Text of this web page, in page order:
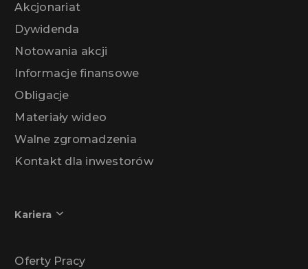
Akcjonariat
Dywidenda
Notowania akcji
Informacje finansowe
Obligacje
Materiały wideo
Walne zgromadzenia
Kontakt dla inwestorów
Kariera
Oferty Pracy